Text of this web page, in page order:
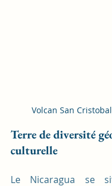
Volcan San
Terre de diversité
culturelle